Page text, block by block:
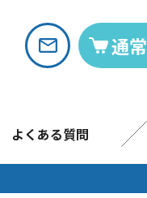
通常
よくある質問